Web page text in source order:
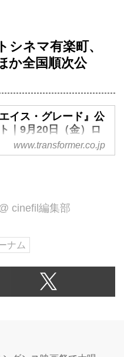
シネマ有楽町、
か全国順次公
イス・グレード』公
｜9月20日（金）ロ
ー
で1084館に急拡大。口
www.transformer.co.jp
cinefil編集部
ナム